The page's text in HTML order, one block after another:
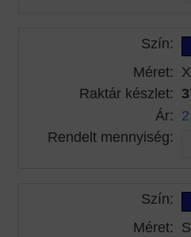
Szín:
Méret:
Raktár készlet:
Ár:
Rendelt mennyiség:
Szín:
Méret: S